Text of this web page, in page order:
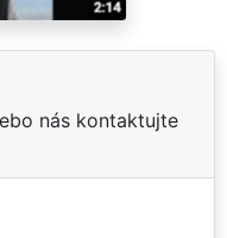
nás kontaktujte